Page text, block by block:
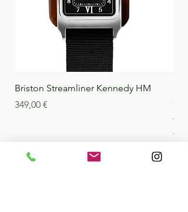
Briston Streamliner Kennedy HM
Precio
349,00 €
Agregar al carrito